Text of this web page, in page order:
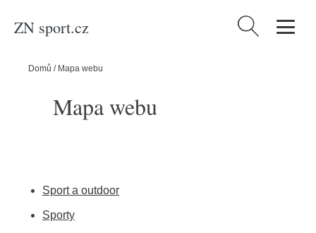
ZN sport.cz Vyhledávání
Domů / Mapa webu
Mapa webu
Sport a outdoor
Sporty